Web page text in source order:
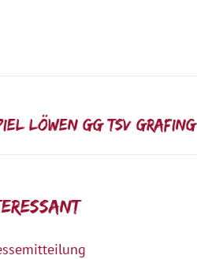
Löwen gg TSV Grafing